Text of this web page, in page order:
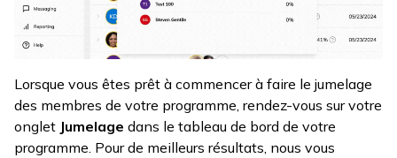
Lorsque vous êtes prêt à commencer à faire le jumelage
des membres de votre programme, rendez-vous sur votre
onglet Jumelage dans le tableau de bord de votre
programme. Pour de meilleurs résultats, nous vous